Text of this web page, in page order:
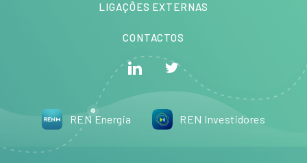
LIGAÇÕES EXTERNAS
CONTACTOS
REN Energia REN Investidores